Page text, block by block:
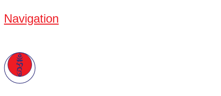
Navigation